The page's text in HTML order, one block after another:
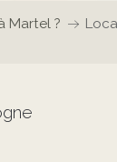
Martel ?